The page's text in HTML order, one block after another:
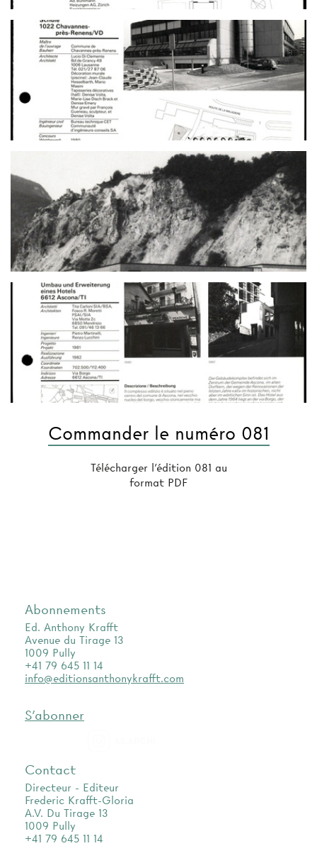
Commander le numéro 081
Télécharger l'édition 081 au
format PDF
Abonnements
Ed. Anthony Krafft
Avenue du Tirage 13
1009 Pully
+41 79 645 11 14
info@editionsanthonykrafft.com
S'abonner
Contact
Directeur - Editeur
Frederic Krafft-Gloria
A.V. Du Tirage 13
1009 Pully
+41 79 645 11 14